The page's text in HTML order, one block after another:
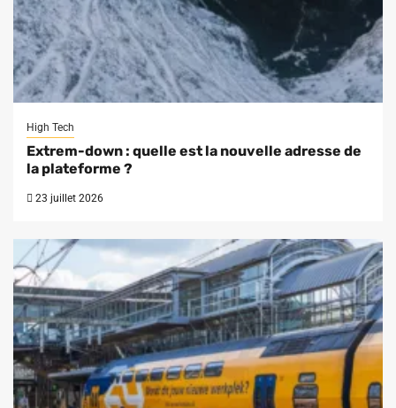
High Tech
Extrem-down : quelle est la nouvelle adresse de
la plateforme ?
23 juillet 2026